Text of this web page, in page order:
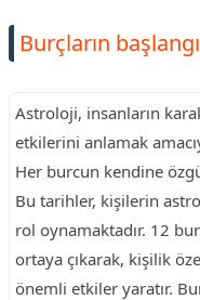
Burçların
Astroloji, insanların
etkilerini anlamak
Her burcun kendine
Bu tarihler, kişilerin
rol oynamaktadır. 12
ortaya çıkarak, kişilik
önemli etkiler yaratır.